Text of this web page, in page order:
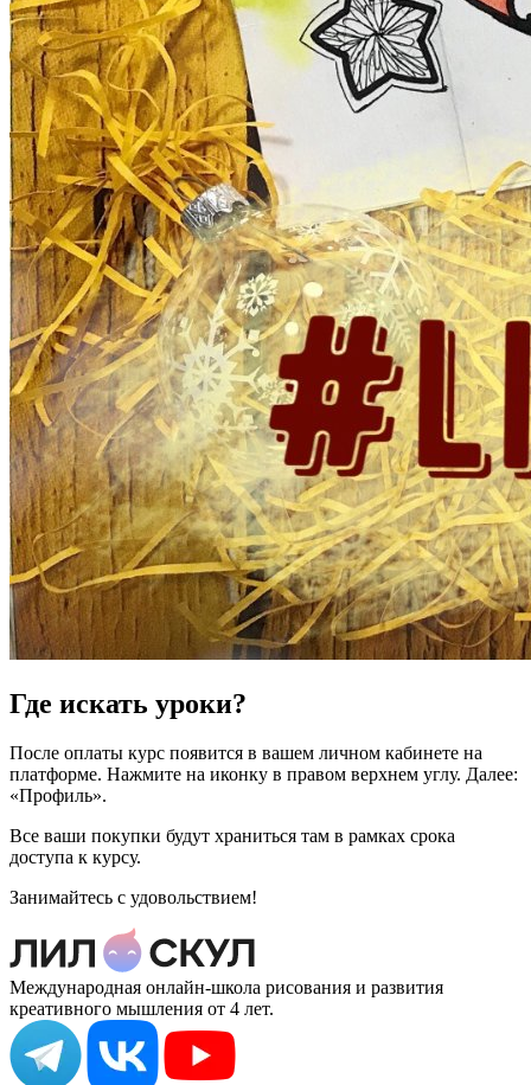
Где искать уроки?
После оплаты курс появится в вашем личном кабинете на
платформе. Нажмите на иконку в правом верхнем углу. Далее:
«Профиль».
Все ваши покупки будут храниться там в рамках срока
доступа к курсу.
Занимайтесь с удовольствием!
Международная онлайн-школа рисования и развития
креативного мышления от 4 лет.